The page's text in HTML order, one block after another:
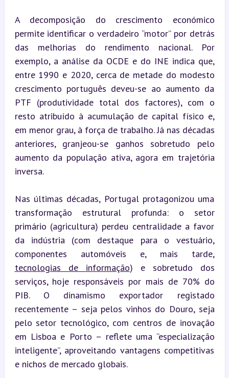
A decomposição do crescimento económico
permite identificar o verdadeiro “motor” por detrás
das melhorias do rendimento nacional. Por
exemplo, a análise da OCDE e do INE indica que,
entre 1990 e 2020, cerca de metade do modesto
crescimento português deveu-se ao aumento da
PTF (produtividade total dos factores), com o
resto atribuído à acumulação de capital físico e,
em menor grau, à força de trabalho. Já nas décadas
anteriores, granjeou-se ganhos sobretudo pelo
aumento da população ativa, agora em trajetória
inversa.
Nas últimas décadas, Portugal protagonizou uma
transformação estrutural profunda: o setor
primário (agricultura) perdeu centralidade a favor
da indústria (com destaque para o vestuário,
componentes automóveis e, mais tarde,
tecnologias de informação) e sobretudo dos
serviços, hoje responsáveis por mais de 70% do
PIB. O dinamismo exportador registado
recentemente – seja pelos vinhos do Douro, seja
pelo setor tecnológico, com centros de inovação
em Lisboa e Porto – reflete uma “especialização
inteligente”, aproveitando vantagens competitivas
e nichos de mercado globais.